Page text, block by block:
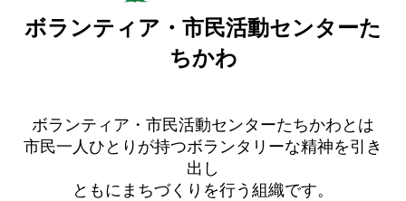
ボランティア・市民活動センターた
ちかわ
ボランティア・市民活動センターたちかわとは
市民一人ひとりが持つボランタリーな精神を引き
出し
ともにまちづくりを行う組織です。